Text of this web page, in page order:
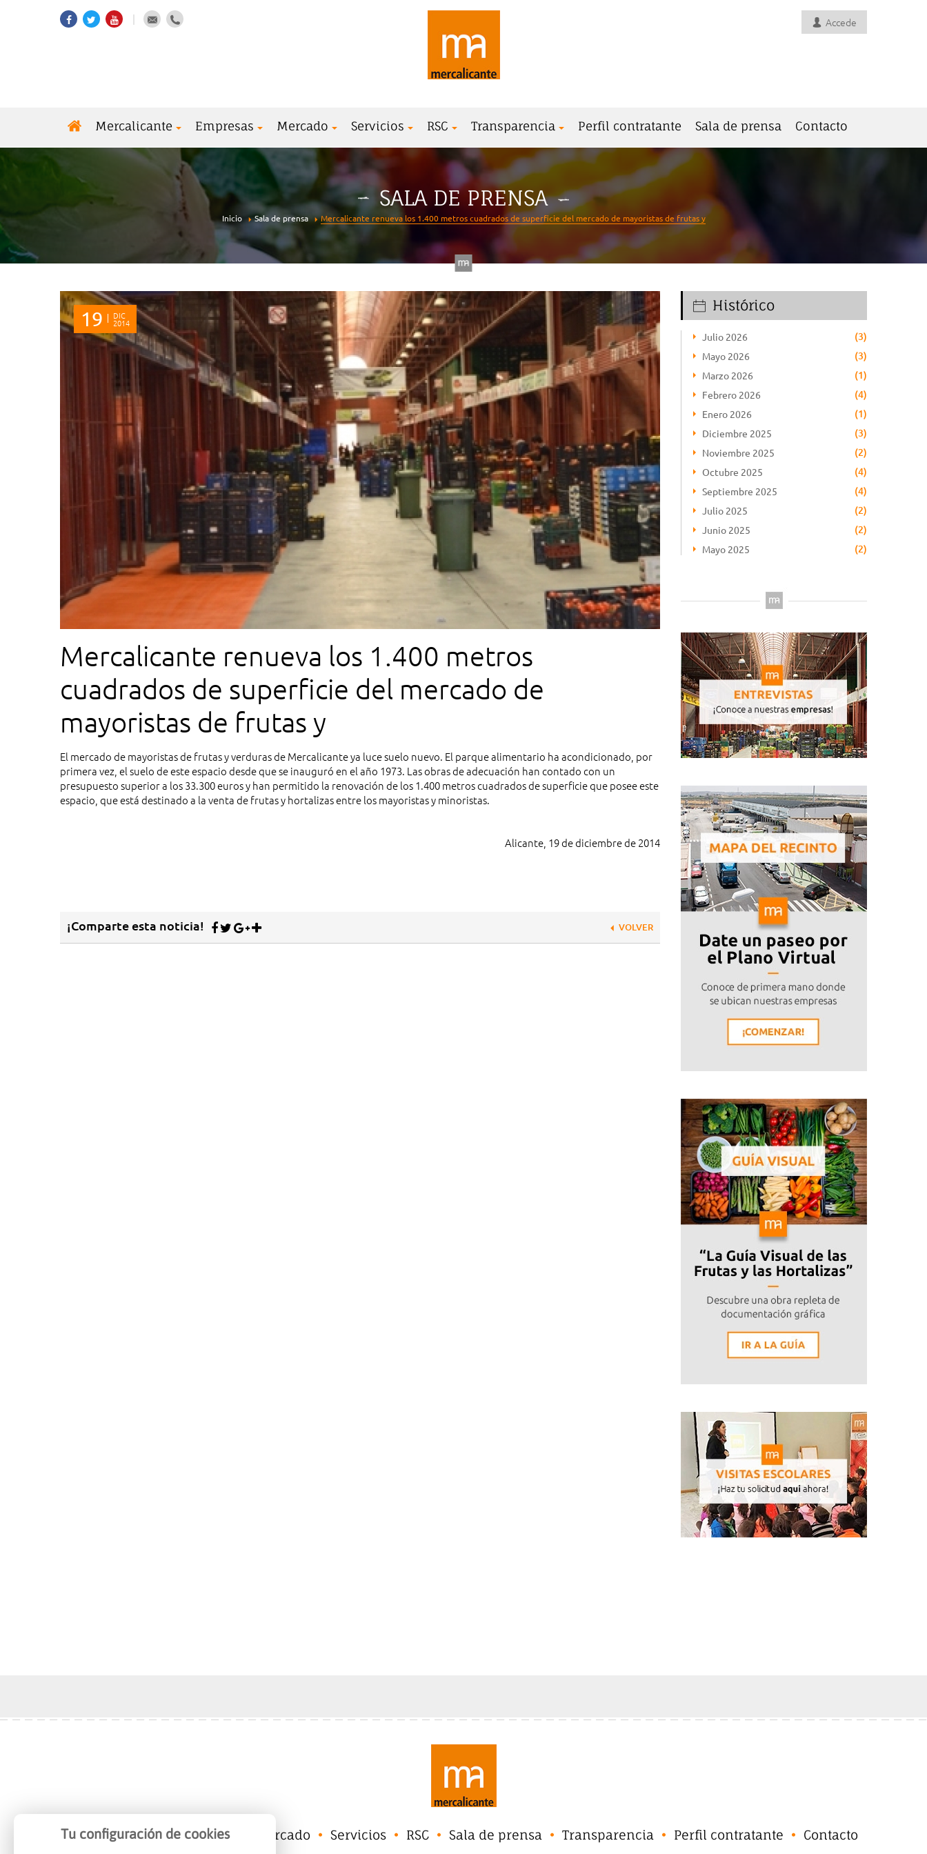
Accede
Mercalicante Empresas Mercado Servicios RSC Transparencia Perfil contratante Sala de prensa Contacto
SALA DE PRENSA
Inicio Sala de prensa Mercalicante renueva los 1.400 metros cuadrados de superficie del mercado de mayoristas de frutas y
19 DIC
2014
Mercalicante renueva los 1.400 metros
cuadrados de superficie del mercado de
mayoristas de frutas y
El mercado de mayoristas de frutas y verduras de Mercalicante ya luce suelo nuevo. El parque alimentario ha acondicionado, por
primera vez, el suelo de este espacio desde que se inauguró en el año 1973. Las obras de adecuación han contado con un
presupuesto superior a los 33.300 euros y han permitido la renovación de los 1.400 metros cuadrados de superficie que posee este
espacio, que está destinado a la venta de frutas y hortalizas entre los mayoristas y minoristas.
Alicante, 19 de diciembre de 2014
¡Comparte esta noticia! VOLVER
Histórico
Julio 2026 (3)
Mayo 2026 (3)
Marzo 2026 (1)
Febrero 2026 (4)
Enero 2026 (1)
Diciembre 2025 (3)
Noviembre 2025 (2)
Octubre 2025 (4)
Septiembre 2025 (4)
Julio 2025 (2)
Junio 2025 (2)
Mayo 2025 (2)
Mercalicante Empresas Mercado Servicios RSC Sala de prensa Transparencia Perfil contratante Contacto
Tu configuración de cookies